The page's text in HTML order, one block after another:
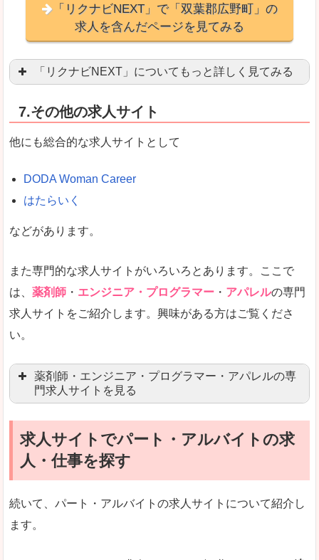
「リクナビNEXT」で「双葉郡広野町」の
求人を含んだページを見てみる
「リクナビNEXT」についてもっと詳しく見てみる
良いところ
悪いところ
未経験 未経験の求人もあります
営業職を探している方にとっては、有利なサイト
検索人気キーワードの上位が「40代」「50代」
使いやすさ
文字が大きくて見やすいです。
7.その他の求人サイト
他にも総合的な求人サイトとして
DODA Woman Career
はたらいく
などがあります。
また専門的な求人サイトがいろいろとあります。ここで
は、 薬剤師 ・ エンジニア・プログラマー ・ アパレルの専門
求人サイトをご紹介します。興味がある方はご覧くださ
い。
薬剤師・エンジニア・プログラマー・アパレルの専
門求人サイトを見る
マイナビ薬剤師
リクナビ薬剤師
ファルマスタッフ
薬キャリ(エムスリー)
ファーマキャリア
求人サイトでパート・アルバイトの求
人・仕事を探す
続いて、パート・アルバイトの求人サイトについて紹介し
ます。